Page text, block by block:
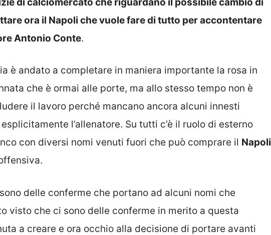
ora il Napoli che vuole fare di tutto per accontentare
Antonio Conte.
è andato a completare in maniera importante la rosa in
che è ormai alle porte, ma allo stesso tempo non è
il lavoro perché mancano ancora alcuni innesti
l’allenatore. Su tutti c’è il ruolo di esterno
con diversi nomi venuti fuori che può comprare il Napoli
delle conferme che portano ad alcuni nomi che
visto che ci sono delle conferme in merito a questa
a creare e ora occhio alla decisione di portare avanti